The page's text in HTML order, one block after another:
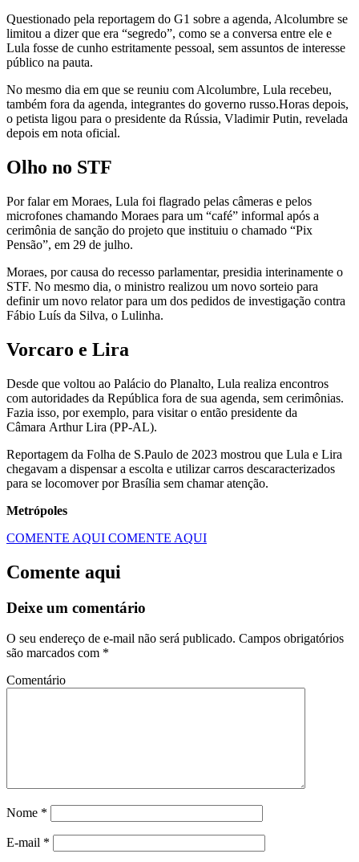
Questionado pela reportagem do G1 sobre a agenda, Alcolumbre se
limitou a dizer que era “segredo”, como se a conversa entre ele e
Lula fosse de cunho estritamente pessoal, sem assuntos de interesse
público na pauta.
No mesmo dia em que se reuniu com Alcolumbre, Lula recebeu,
também fora da agenda, integrantes do governo russo.Horas depois,
o petista ligou para o presidente da Rússia, Vladimir Putin, revelada
depois em nota oficial.
Olho no STF
Por falar em Moraes, Lula foi flagrado pelas câmeras e pelos
microfones chamando Moraes para um “café” informal após a
cerimônia de sanção do projeto que instituiu o chamado “Pix
Pensão”, em 29 de julho.
Moraes, por causa do recesso parlamentar, presidia interinamente o
STF. No mesmo dia, o ministro realizou um novo sorteio para
definir um novo relator para um dos pedidos de investigação contra
Fábio Luís da Silva, o Lulinha.
Vorcaro e Lira
Desde que voltou ao Palácio do Planalto, Lula realiza encontros
com autoridades da República fora de sua agenda, sem cerimônias.
Fazia isso, por exemplo, para visitar o então presidente da
Câmara Arthur Lira (PP-AL).
Reportagem da Folha de S.Paulo de 2023 mostrou que Lula e Lira
chegavam a dispensar a escolta e utilizar carros descaracterizados
para se locomover por Brasília sem chamar atenção.
Metrópoles
COMENTE AQUI COMENTE AQUI
Comente aqui
Deixe um comentário
O seu endereço de e-mail não será publicado. Campos obrigatórios
são marcados com *
Comentário
Nome *
E-mail *